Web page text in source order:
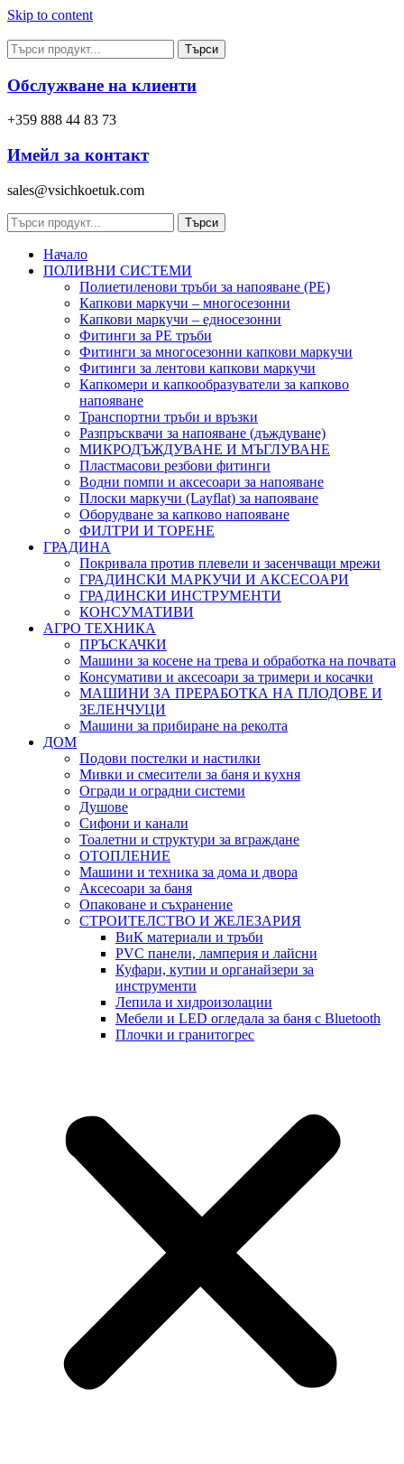
Skip to content
Търси
Обслужване на клиенти
+359 888 44 83 73
Имейл за контакт
sales@vsichkoetuk.com
Търси
Начало
ПОЛИВНИ СИСТЕМИ
Полиетиленови тръби за напояване (PE)
Капкови маркучи – многосезонни
Капкови маркучи – едносезонни
Фитинги за PE тръби
Фитинги за многосезонни капкови маркучи
Фитинги за лентови капкови маркучи
Капкомери и капкообразуватели за капково
напояване
Транспортни тръби и връзки
Разпръсквачи за напояване (дъждуване)
МИКРОДЪЖДУВАНЕ И МЪГЛУВАНЕ
Пластмасови резбови фитинги
Водни помпи и аксесоари за напояване
Плоски маркучи (Layflat) за напояване
Оборудване за капково напояване
ФИЛТРИ И ТОРЕНЕ
ГРАДИНА
Покривала против плевели и засенчващи мрежи
ГРАДИНСКИ МАРКУЧИ И АКСЕСОАРИ
ГРАДИНСКИ ИНСТРУМЕНТИ
КОНСУМАТИВИ
АГРО ТЕХНИКА
ПРЪСКАЧКИ
Машини за косене на трева и обработка на почвата
Консумативи и аксесоари за тримери и косачки
МАШИНИ ЗА ПРЕРАБОТКА НА ПЛОДОВЕ И
ЗЕЛЕНЧУЦИ
Машини за прибиране на реколта
ДОМ
Подови постелки и настилки
Мивки и смесители за баня и кухня
Огради и оградни системи
Душове
Сифони и канали
Тоалетни и структури за вграждане
ОТОПЛЕНИЕ
Машини и техника за дома и двора
Аксесоари за баня
Опаковане и съхранение
СТРОИТЕЛСТВО И ЖЕЛЕЗАРИЯ
ВиК материали и тръби
PVC панели, ламперия и лайсни
Куфари, кутии и органайзери за
инструменти
Лепила и хидроизолации
Мебели и LED огледала за баня с Bluetooth
Плочки и гранитогрес